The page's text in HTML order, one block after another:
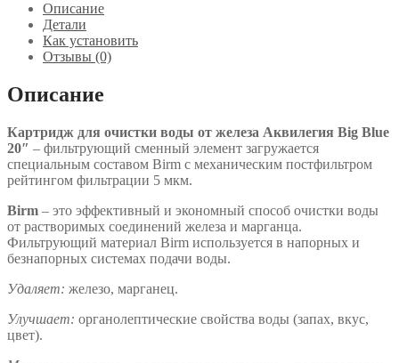
Описание
Детали
Как установить
Отзывы (0)
Описание
Картридж для очистки воды от железа Аквилегия Big Blue
20″ – фильтрующий сменный элемент загружается
специальным составом Birm с механическим постфильтром
рейтингом фильтрации 5 мкм.
Birm – это эффективный и экономный способ очистки воды
от растворимых соединений железа и марганца.
Фильтрующий материал Birm используется в напорных и
безнапорных системах подачи воды.
Удаляет: железо, марганец.
Улучшает: органолептические свойства воды (запах, вкус,
цвет).